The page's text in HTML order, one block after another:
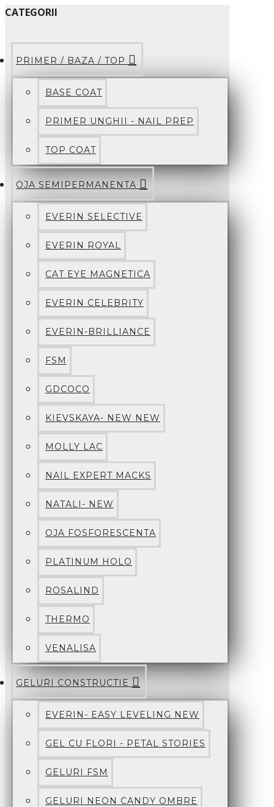
CATEGORII
PRIMER / BAZA / TOP
BASE COAT
PRIMER UNGHII - NAIL PREP
TOP COAT
OJA SEMIPERMANENTA
EVERIN SELECTIVE
EVERIN ROYAL
CAT EYE MAGNETICA
EVERIN CELEBRITY
EVERIN-BRILLIANCE
FSM
GDCOCO
KIEVSKAYA- NEW NEW
MOLLY LAC
NAIL EXPERT MACKS
NATALI- NEW
OJA FOSFORESCENTA
PLATINUM HOLO
ROSALIND
THERMO
VENALISA
GELURI CONSTRUCTIE
EVERIN- EASY LEVELING NEW
GEL CU FLORI - PETAL STORIES
GELURI FSM
GELURI NEON CANDY OMBRE